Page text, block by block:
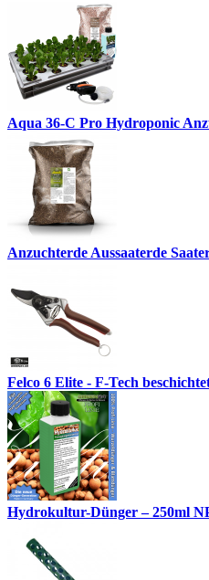
Aqua 36-C Pro Hydroponic
Anzuchterde Aussaaterde
Felco 6 Elite - F-Tech
Hydrokultur-Dünger – 250ml